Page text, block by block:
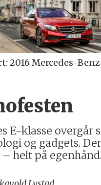
E-klasse overgår
og gadgets.
helt på egenhånd.